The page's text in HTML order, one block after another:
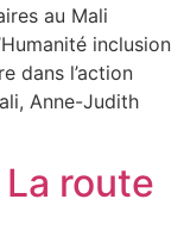
au Mali
inclusion
dans l’action
Anne-Judith
route